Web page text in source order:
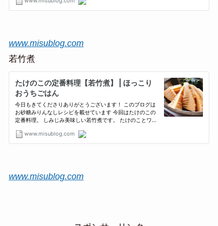
www.misublog.com
若竹煮
www.misublog.com